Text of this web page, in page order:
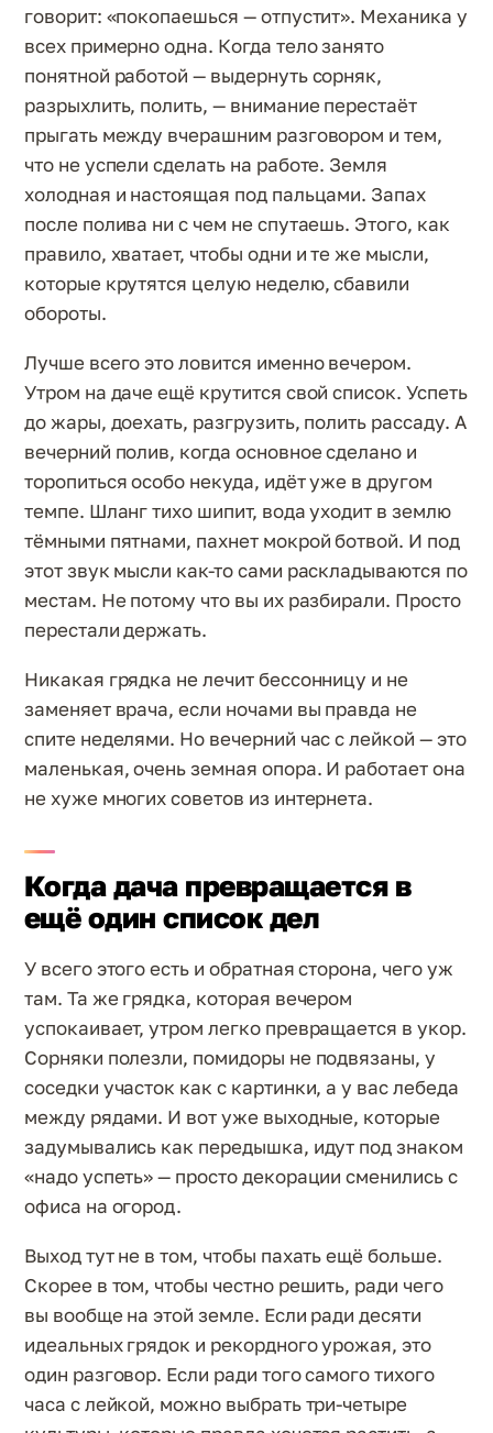
говорит: «покопаешься — отпустит». Механика у
всех примерно одна. Когда тело занято
понятной работой — выдернуть сорняк,
разрыхлить, полить, — внимание перестаёт
прыгать между вчерашним разговором и тем,
что не успели сделать на работе. Земля
холодная и настоящая под пальцами. Запах
после полива ни с чем не спутаешь. Этого, как
правило, хватает, чтобы одни и те же мысли,
которые крутятся целую неделю, сбавили
обороты.
Лучше всего это ловится именно вечером.
Утром на даче ещё крутится свой список. Успеть
до жары, доехать, разгрузить, полить рассаду. А
вечерний полив, когда основное сделано и
торопиться особо некуда, идёт уже в другом
темпе. Шланг тихо шипит, вода уходит в землю
тёмными пятнами, пахнет мокрой ботвой. И под
этот звук мысли как-то сами раскладываются по
местам. Не потому что вы их разбирали. Просто
перестали держать.
Никакая грядка не лечит бессонницу и не
заменяет врача, если ночами вы правда не
спите неделями. Но вечерний час с лейкой — это
маленькая, очень земная опора. И работает она
не хуже многих советов из интернета.
Когда дача превращается в
ещё один список дел
У всего этого есть и обратная сторона, чего уж
там. Та же грядка, которая вечером
успокаивает, утром легко превращается в укор.
Сорняки полезли, помидоры не подвязаны, у
соседки участок как с картинки, а у вас лебеда
между рядами. И вот уже выходные, которые
задумывались как передышка, идут под знаком
«надо успеть» — просто декорации сменились с
офиса на огород.
Выход тут не в том, чтобы пахать ещё больше.
Скорее в том, чтобы честно решить, ради чего
вы вообще на этой земле. Если ради десяти
идеальных грядок и рекордного урожая, это
один разговор. Если ради того самого тихого
часа с лейкой, можно выбрать три-четыре